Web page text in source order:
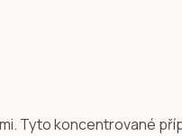
Tyto koncentrované